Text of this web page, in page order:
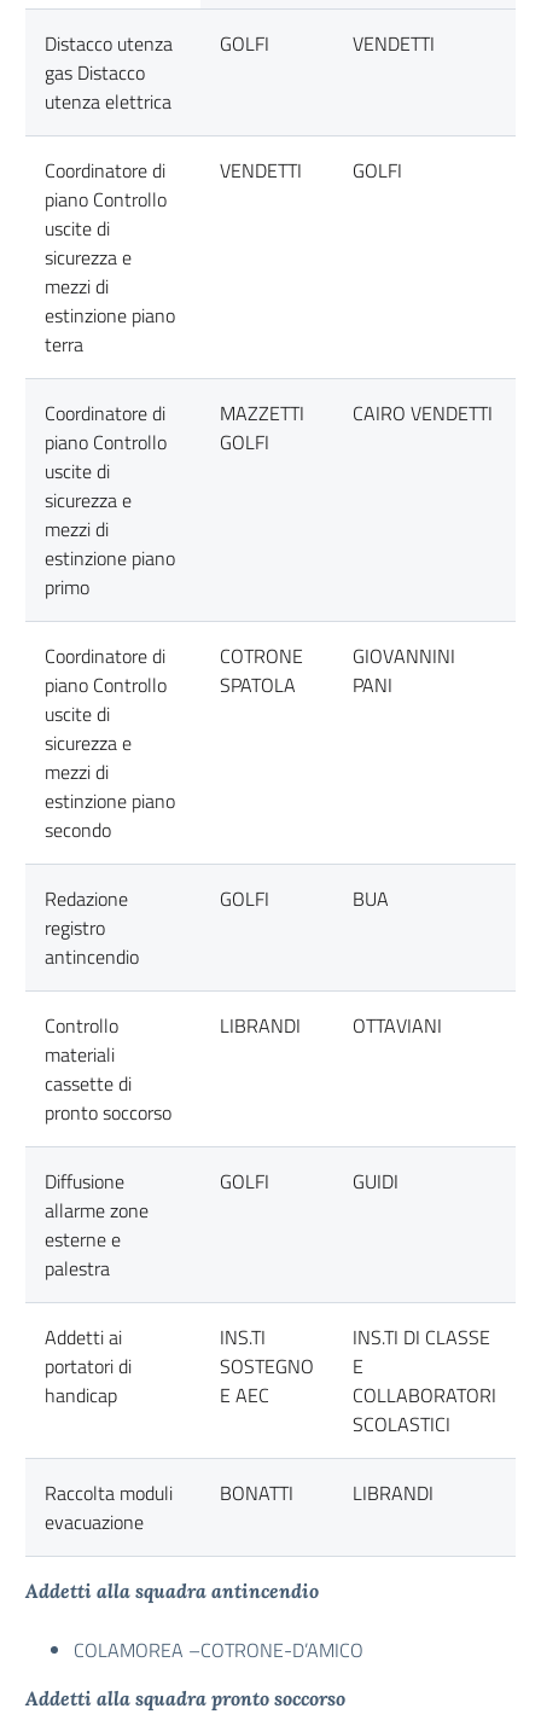
Distacco utenza
gas Distacco
utenza elettrica
GOLFI VENDETTI
Coordinatore di
piano Controllo
uscite di
sicurezza e
mezzi di
estinzione piano
terra
VENDETTI GOLFI
Coordinatore di
piano Controllo
uscite di
sicurezza e
mezzi di
estinzione piano
primo
MAZZETTI
GOLFI
CAIRO VENDETTI
Coordinatore di
piano Controllo
uscite di
sicurezza e
mezzi di
estinzione piano
secondo
COTRONE
SPATOLA
GIOVANNINI
PANI
Redazione
registro
antincendio
GOLFI BUA
Controllo
materiali
cassette di
pronto soccorso
LIBRANDI OTTAVIANI
Diffusione
allarme zone
esterne e
palestra
GOLFI GUIDI
Addetti ai
portatori di
handicap
INS.TI
SOSTEGNO
E AEC
INS.TI DI CLASSE
E
COLLABORATORI
SCOLASTICI
Raccolta moduli
evacuazione
BONATTI LIBRANDI
Addetti alla squadra antincendio
COLAMOREA –COTRONE-D’AMICO
Addetti alla squadra pronto soccorso